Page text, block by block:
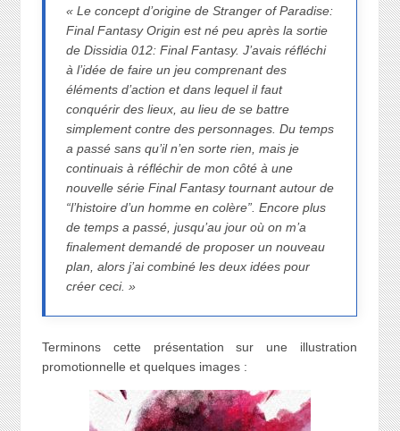
« Le concept d’origine de Stranger of Paradise:
Final Fantasy Origin est né peu après la sortie
de Dissidia 012: Final Fantasy. J’avais réfléchi
à l’idée de faire un jeu comprenant des
éléments d’action et dans lequel il faut
conquérir des lieux, au lieu de se battre
simplement contre des personnages. Du temps
a passé sans qu’il n’en sorte rien, mais je
continuais à réfléchir de mon côté à une
nouvelle série Final Fantasy tournant autour de
“l’histoire d’un homme en colère”. Encore plus
de temps a passé, jusqu’au jour où on m’a
finalement demandé de proposer un nouveau
plan, alors j’ai combiné les deux idées pour
créer ceci. »
Terminons cette présentation sur une illustration
promotionnelle et quelques images :